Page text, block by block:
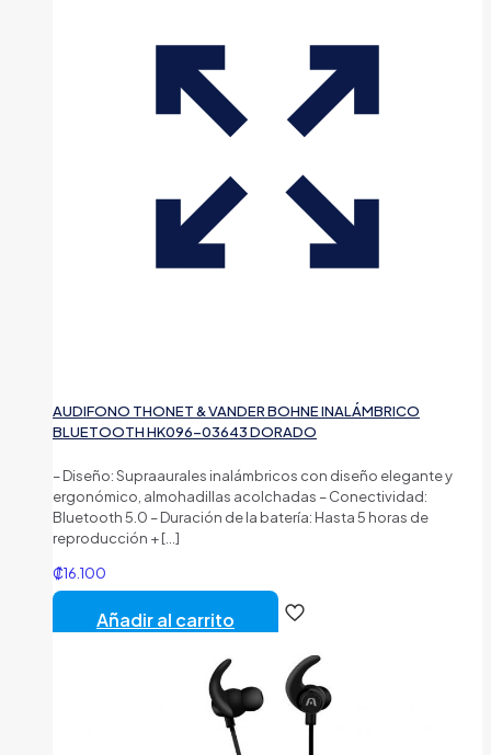
AUDIFONO THONET & VANDER BOHNE INALÁMBRICO
BLUETOOTH HK096-03643 DORADO
– Diseño: Supraaurales inalámbricos con diseño elegante y
ergonómico, almohadillas acolchadas – Conectividad:
Bluetooth 5.0 – Duración de la batería: Hasta 5 horas de
reproducción +[…]
₡16.100
Añadir al carrito